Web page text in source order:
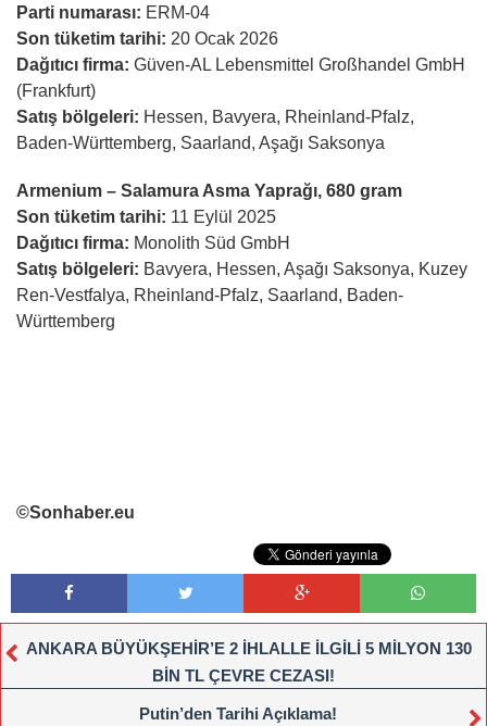
Parti numarası: ERM-04
Son tüketim tarihi: 20 Ocak 2026
Dağıtıcı firma: Güven-AL Lebensmittel Großhandel GmbH
(Frankfurt)
Satış bölgeleri: Hessen, Bavyera, Rheinland-Pfalz,
Baden-Württemberg, Saarland, Aşağı Saksonya
Armenium – Salamura Asma Yaprağı, 680 gram
Son tüketim tarihi: 11 Eylül 2025
Dağıtıcı firma: Monolith Süd GmbH
Satış bölgeleri: Bavyera, Hessen, Aşağı Saksonya, Kuzey
Ren-Vestfalya, Rheinland-Pfalz, Saarland, Baden-
Württemberg
©Sonhaber.eu
ANKARA BÜYÜKŞEHİR’E 2 İHLALLE İLGİLİ 5 MİLYON 130
BİN TL ÇEVRE CEZASI!
Putin’den Tarihi Açıklama!